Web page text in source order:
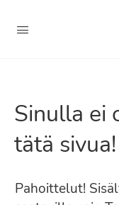
Sinulla ei
tätä sivua!
Pahoittelut!